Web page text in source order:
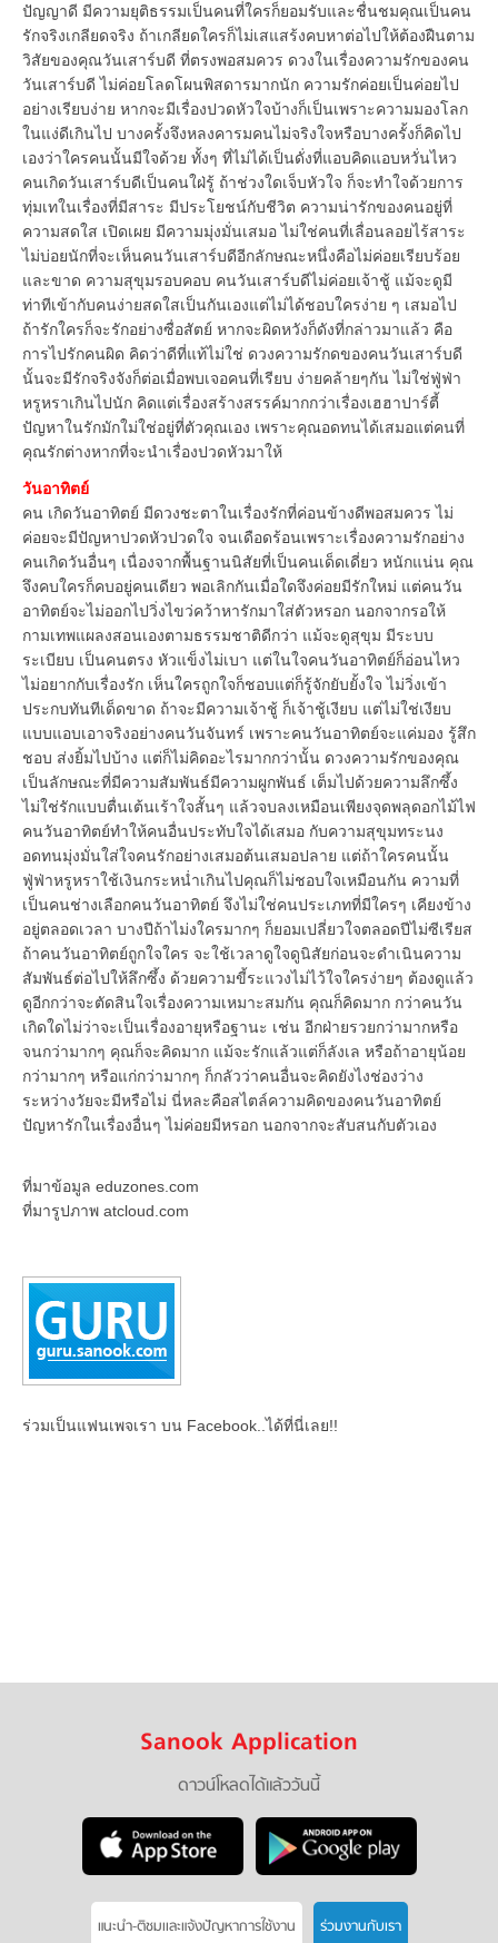
ปัญญาดี มีความยุติธรรมเป็นคนที่ใครก็ยอมรับและชื่นชมคุณเป็นคน
รักจริงเกลียดจริง ถ้าเกลียดใครก็ไม่เสแสร้งคบหาต่อไปให้ต้องฝืนตาม
วิสัยของคุณวันเสาร์บดี ที่ตรงพอสมควร ดวงในเรื่องความรักของคน
วันเสาร์บดี ไม่ค่อยโลดโผนพิสดารมากนัก ความรักค่อยเป็นค่อยไป
อย่างเรียบง่าย หากจะมีเรื่องปวดหัวใจบ้างก็เป็นเพราะความมองโลก
ในแง่ดีเกินไป บางครั้งจึงหลงคารมคนไม่จริงใจหรือบางครั้งก็คิดไป
เองว่าใครคนนั้นมีใจด้วย ทั้งๆ ที่ไม่ได้เป็นดั่งที่แอบคิดแอบหวั่นไหว
คนเกิดวันเสาร์บดีเป็นคนใฝ่รู้ ถ้าช่วงใดเจ็บหัวใจ ก็จะทำใจด้วยการ
ทุ่มเทในเรื่องที่มีสาระ มีประโยชน์กับชีวิต ความน่ารักของคนอยู่ที่
ความสดใส เปิดเผย มีความมุ่งมั่นเสมอ ไม่ใช่คนที่เลื่อนลอยไร้สาระ
ไม่บ่อยนักที่จะเห็นคนวันเสาร์บดีอีกลักษณะหนึ่งคือไม่ค่อยเรียบร้อย
และขาด ความสุขุมรอบคอบ คนวันเสาร์บดีไม่ค่อยเจ้าชู้ แม้จะดูมี
ท่าทีเข้ากับคนง่ายสดใสเป็นกันเองแต่ไม่ได้ชอบใครง่าย ๆ เสมอไป
ถ้ารักใครก็จะรักอย่างซื่อสัตย์ หากจะผิดหวังก็ดังที่กล่าวมาแล้ว คือ
การไปรักคนผิด คิดว่าดีที่แท้ไม่ใช่ ดวงความรักดของคนวันเสาร์บดี
นั้นจะมีรักจริงจังก็ต่อเมื่อพบเจอคนที่เรียบ ง่ายคล้ายๆกัน ไม่ใช่ฟู่ฟ่า
หรูหราเกินไปนัก คิดแต่เรื่องสร้างสรรค์มากกว่าเรื่องเฮฮาปาร์ตี้
ปัญหาในรักมักใม่ใช่อยู่ที่ตัวคุณเอง เพราะคุณอดทนได้เสมอแต่คนที่
คุณรักต่างหากที่จะนำเรื่องปวดหัวมาให้
วันอาทิตย์
คน เกิดวันอาทิตย์ มีดวงชะตาในเรื่องรักที่ค่อนข้างดีพอสมควร ไม่
ค่อยจะมีปัญหาปวดหัวปวดใจ จนเดือดร้อนเพราะเรื่องความรักอย่าง
คนเกิดวันอื่นๆ เนื่องจากพื้นฐานนิสัยที่เป็นคนเด็ดเดี่ยว หนักแน่น คุณ
จึงคบใครก็คบอยู่คนเดียว พอเลิกกันเมื่อใดจึงค่อยมีรักใหม่ แต่คนวัน
อาทิตย์จะไม่ออกไปวิ่งไขว่คว้าหารักมาใส่ตัวหรอก นอกจากรอให้
กามเทพแผลงสอนเองตามธรรมชาติดีกว่า แม้จะดูสุขุม มีระบบ
ระเบียบ เป็นคนตรง หัวแข็งไม่เบา แต่ในใจคนวันอาทิตย์ก็อ่อนไหว
ไม่อยากกับเรื่องรัก เห็นใครถูกใจก็ชอบแต่ก็รู้จักยับยั้งใจ ไม่วิ่งเข้า
ประกบทันทีเด็ดขาด ถ้าจะมีความเจ้าชู้ ก็เจ้าชู้เงียบ แต่ไม่ใช่เงียบ
แบบแอบเอาจริงอย่างคนวันจันทร์ เพราะคนวันอาทิตย์จะแค่มอง รู้สึก
ชอบ ส่งยิ้มไปบ้าง แต่ก็ไม่คิดอะไรมากกว่านั้น ดวงความรักของคุณ
เป็นลักษณะที่มีความสัมพันธ์มีความผูกพันธ์ เต็มไปด้วยความลึกซึ้ง
ไม่ใช่รักแบบตื่นเต้นเร้าใจสั้นๆ แล้วจบลงเหมือนเพียงจุดพลุดอกไม้ไฟ
คนวันอาทิตย์ทำให้คนอื่นประทับใจได้เสมอ กับความสุขุมทระนง
อดทนมุ่งมั่นใส่ใจคนรักอย่างเสมอต้นเสมอปลาย แต่ถ้าใครคนนั้น
ฟู่ฟ่าหรูหราใช้เงินกระหน่ำเกินไปคุณก็ไม่ชอบใจเหมือนกัน ความที่
เป็นคนช่างเลือกคนวันอาทิตย์ จึงไม่ใช่คนประเภทที่มีใครๆ เคียงข้าง
อยู่ตลอดเวลา บางปีถ้าไม่งใครมากๆ ก็ยอมเปลี่ยวใจตลอดปีไม่ซีเรียส
ถ้าคนวันอาทิตย์ถูกใจใคร จะใช้เวลาดูใจดูนิสัยก่อนจะดำเนินความ
สัมพันธ์ต่อไปให้ลึกซึ้ง ด้วยความขี้ระแวงไม่ไว้ใจใครง่ายๆ ต้องดูแล้ว
ดูอีกกว่าจะตัดสินใจเรื่องความเหมาะสมกัน คุณก็คิดมาก กว่าคนวัน
เกิดใดไม่ว่าจะเป็นเรื่องอายุหรือฐานะ เช่น อีกฝ่ายรวยกว่ามากหรือ
จนกว่ามากๆ คุณก็จะคิดมาก แม้จะรักแล้วแต่ก็ลังเล หรือถ้าอายุน้อย
กว่ามากๆ หรือแก่กว่ามากๆ ก็กลัวว่าคนอื่นจะคิดยังไงช่องว่าง
ระหว่างวัยจะมีหรือไม่ นี่หละคือสไตล์ความคิดของคนวันอาทิตย์
ปัญหารักในเรื่องอื่นๆ ไม่ค่อยมีหรอก นอกจากจะสับสนกับตัวเอง
ที่มาข้อมูล eduzones.com
ที่มารูปภาพ atcloud.com
ร่วมเป็นแฟนเพจเรา บน Facebook..ได้ที่นี่เลย!!
Sanook Application
ดาวน์โหลดได้แล้ววันนี้
แนะนำ-ติชมเเละแจ้งปัญหาการใช้งาน ร่วมงานกับเรา